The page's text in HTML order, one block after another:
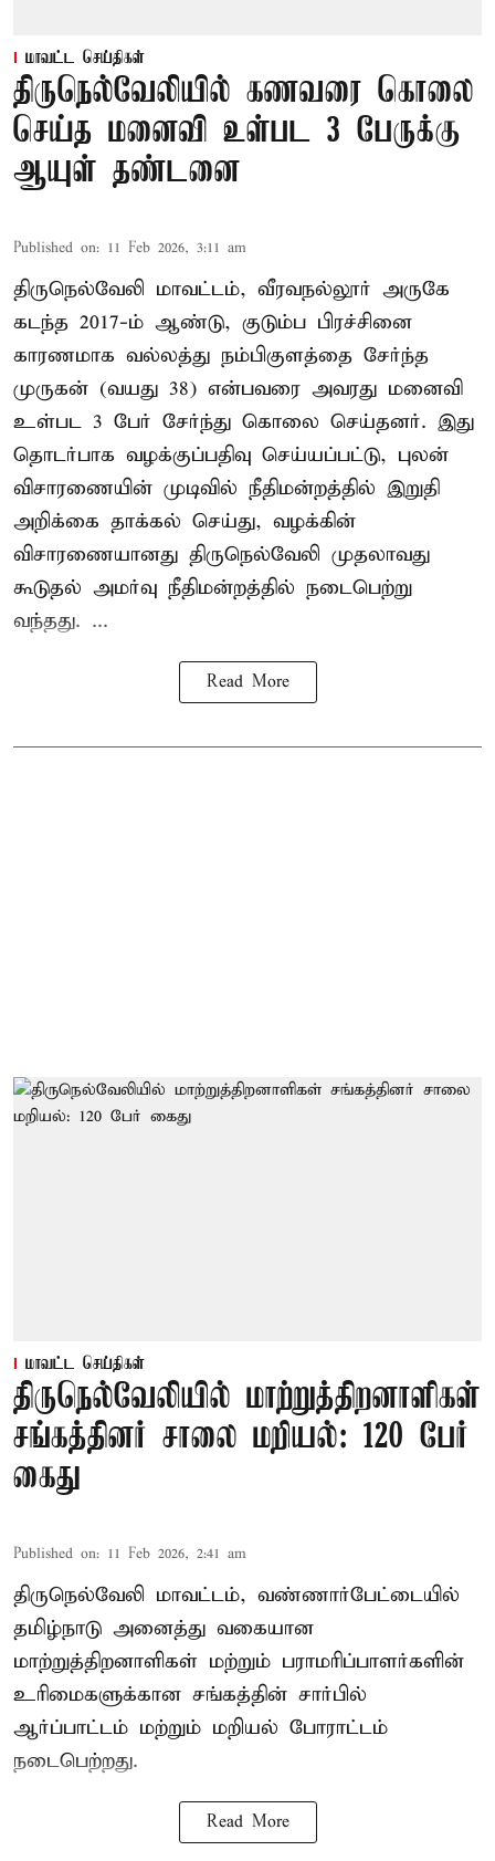
மாவட்ட செய்திகள்
திருநெல்வேலியில் கணவரை கொலை
செய்த மனைவி உள்பட 3 பேருக்கு
ஆயுள் தண்டனை
Published on: 11 Feb 2026, 3:11 am
திருநெல்வேலி மாவட்டம், வீரவநல்லூர் அருகே
கடந்த 2017-ம் ஆண்டு, குடும்ப பிரச்சினை
காரணமாக வல்லத்து நம்பிகுளத்தை சேர்ந்த
முருகன் (வயது 38) என்பவரை அவரது மனைவி
உள்பட 3 பேர் சேர்ந்து கொலை செய்தனர். இது
தொடர்பாக வழக்குப்பதிவு செய்யப்பட்டு, புலன்
விசாரணையின் முடிவில் நீதிமன்றத்தில் இறுதி
அறிக்கை தாக்கல் செய்து, வழக்கின்
விசாரணையானது திருநெல்வேலி முதலாவது
கூடுதல் அமர்வு நீதிமன்றத்தில் நடைபெற்று
வந்தது. ...
Read More
மாவட்ட செய்திகள்
திருநெல்வேலியில் மாற்றுத்திறனாளிகள்
சங்கத்தினர் சாலை மறியல்: 120 பேர்
கைது
Published on: 11 Feb 2026, 2:41 am
திருநெல்வேலி மாவட்டம், வண்ணார்பேட்டையில்
தமிழ்நாடு அனைத்து வகையான
மாற்றுத்திறனாளிகள் மற்றும் பராமரிப்பாளர்களின்
உரிமைகளுக்கான சங்கத்தின் சார்பில்
ஆர்ப்பாட்டம் மற்றும் மறியல் போராட்டம்
நடைபெற்றது.
Read More